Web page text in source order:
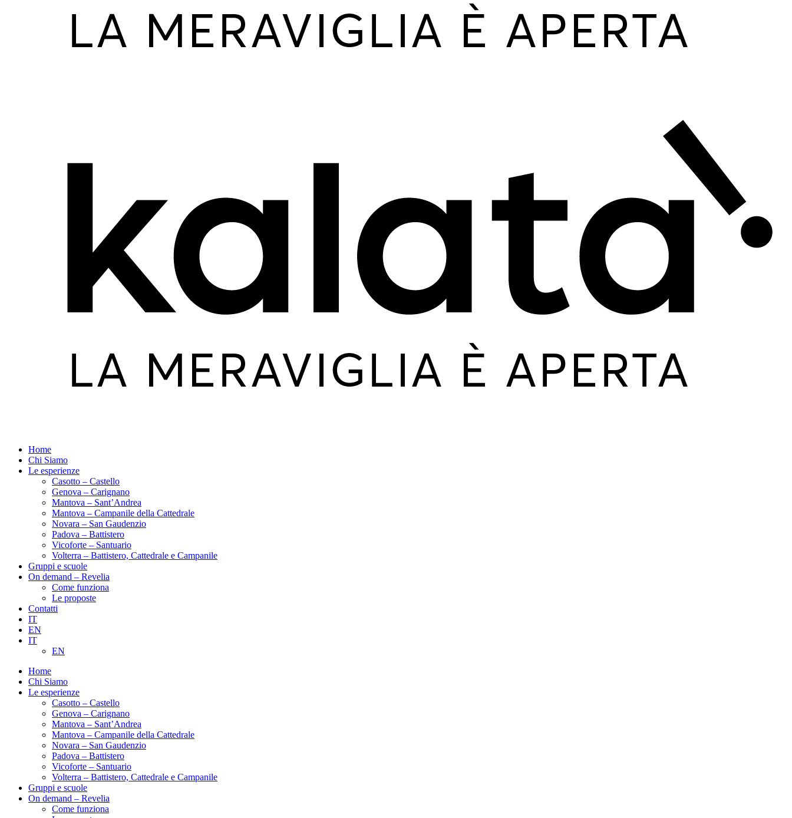
Home
Chi Siamo
Le esperienze
Casotto – Castello
Genova – Carignano
Mantova – Sant’Andrea
Mantova – Campanile della Cattedrale
Novara – San Gaudenzio
Padova – Battistero
Vicoforte – Santuario
Volterra – Battistero, Cattedrale e Campanile
Gruppi e scuole
On demand – Revelia
Come funziona
Le proposte
Contatti
IT
EN
IT
EN
Home
Chi Siamo
Le esperienze
Casotto – Castello
Genova – Carignano
Mantova – Sant’Andrea
Mantova – Campanile della Cattedrale
Novara – San Gaudenzio
Padova – Battistero
Vicoforte – Santuario
Volterra – Battistero, Cattedrale e Campanile
Gruppi e scuole
On demand – Revelia
Come funziona